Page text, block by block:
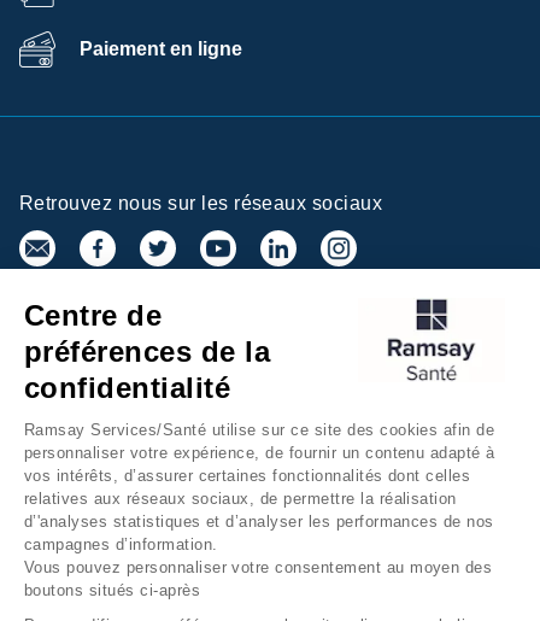
Paiement en ligne
Retrouvez nous sur les réseaux sociaux
Inscrivez-vous à la newsletter
Groupe Ramsay Santé
Gestion des cookies
Centre de
préférences de la
confidentialité
Ramsay Services/Santé utilise sur ce site des cookies afin de
personnaliser votre expérience, de fournir un contenu adapté à
vos intérêts, d’assurer certaines fonctionnalités dont celles
relatives aux réseaux sociaux, de permettre la réalisation
d’'analyses statistiques et d’analyser les performances de nos
campagnes d’information.
Vous pouvez personnaliser votre consentement au moyen des
boutons situés ci-après